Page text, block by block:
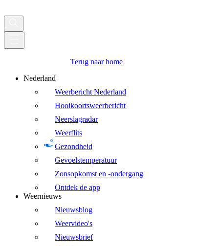
Terug naar home
Nederland
Weerbericht Nederland
Hooikoortsweerbericht
Neerslagradar
Weerflits
Gezondheid
Gevoelstemperatuur
Zonsopkomst en -ondergang
Ontdek de app
Weernieuws
Nieuwsblog
Weervideo's
Nieuwsbrief